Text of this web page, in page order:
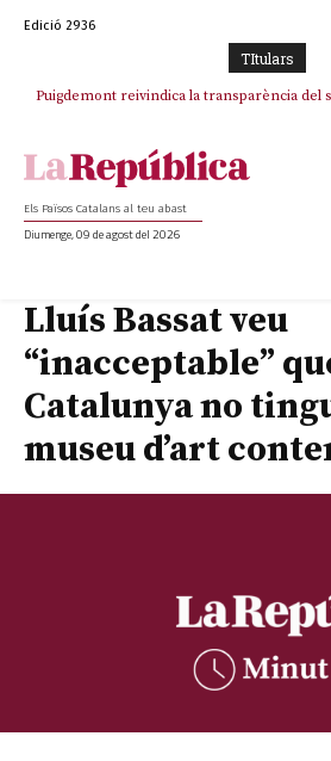
Edició 2936
TItulars
Puigdemont reivindica la transparència del
Els Països Catalans al teu abast
Diumenge, 09 de agost del 2026
Lluís Bassat veu
“inacceptable”
Catalunya no
museu d’art